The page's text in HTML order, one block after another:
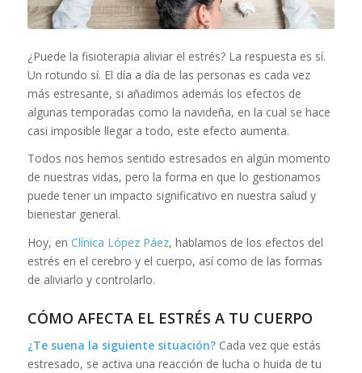
¿Puede la fisioterapia aliviar el estrés? La respuesta es sí.
Un rotundo sí. El día a día de las personas es cada vez
más estresante, si añadimos además los efectos de
algunas temporadas como la navideña, en la cual se hace
casi imposible llegar a todo, este efecto aumenta.
Todos nos hemos sentido estresados en algún momento
de nuestras vidas, pero la forma en que lo gestionamos
puede tener un impacto significativo en nuestra salud y
bienestar general.
Hoy, en Clínica López Páez, hablamos de los efectos del
estrés en el cerebro y el cuerpo, así como de las formas
de aliviarlo y controlarlo.
CÓMO AFECTA EL ESTRÉS A TU CUERPO
¿Te suena la siguiente situación?Cada vez que estás
estresado, se activa una reacción de lucha o huida de tu